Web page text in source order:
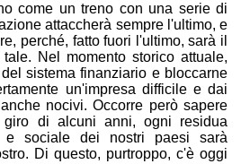
come un treno con una serie di
attaccherà sempre l'ultimo, e
perché, fatto fuori l'ultimo, sarà il
Nel momento storico attuale,
sistema finanziario e bloccarne
un'impresa difficile e dai
nocivi. Occorre però sapere
di alcuni anni, ogni residua
e sociale dei nostri paesi sarà
Di questo, purtroppo, c'è oggi